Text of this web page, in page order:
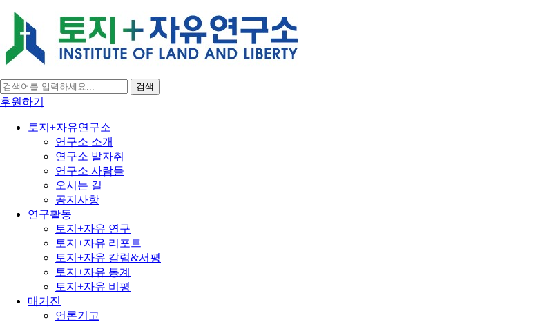
검색
후원하기
토지+자유연구소
연구소 소개
연구소 발자취
연구소 사람들
오시는 길
공지사항
연구활동
토지+자유 연구
토지+자유 리포트
토지+자유 칼럼&서평
토지+자유 통계
토지+자유 비평
매거진
언론기고